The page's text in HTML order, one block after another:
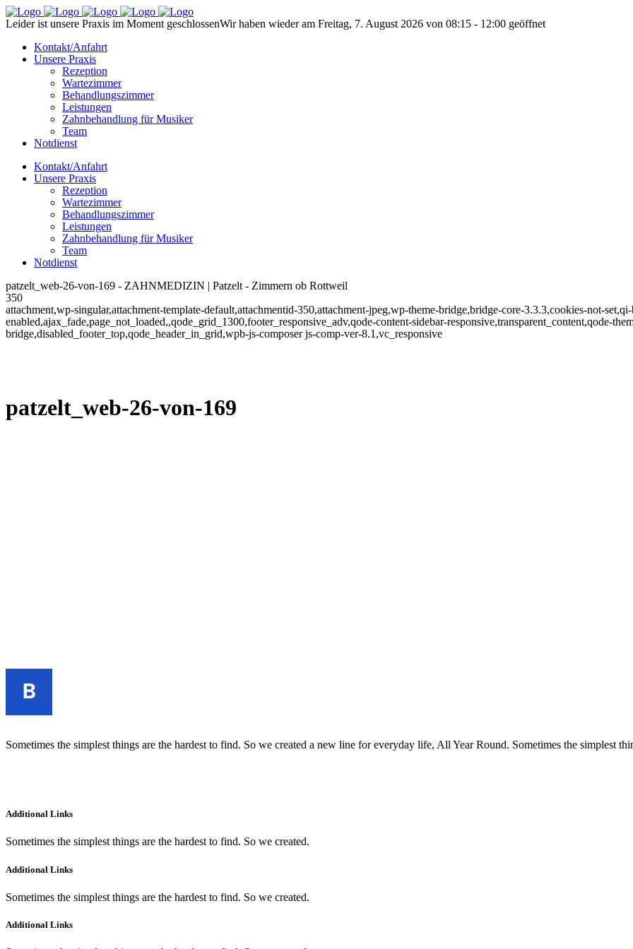
Leider ist unsere Praxis im Moment geschlossenWir haben wieder am Freitag, 7. August 2026 von 08:15 - 12:00 geöffnet
Kontakt/Anfahrt
Unsere Praxis
Rezeption
Wartezimmer
Behandlungszimmer
Leistungen
Zahnbehandlung für Musiker
Team
Notdienst
Kontakt/Anfahrt
Unsere Praxis
Rezeption
Wartezimmer
Behandlungszimmer
Leistungen
Zahnbehandlung für Musiker
Team
Notdienst
patzelt_web-26-von-169 - ZAHNMEDIZIN | Patzelt - Zimmern ob Rottweil
350
attachment,wp-singular,attachment-template-default,attachmentid-350,attachment-jpeg,wp-theme-bridge,bridge-core-3.3.3,cookies-not-
enabled,ajax_fade,page_not_loaded,,qode_grid_1300,footer_responsive_adv,qode-content-sidebar-responsive,transparent_content,qode-
bridge,disabled_footer_top,qode_header_in_grid,wpb-js-composer js-comp-ver-8.1,vc_responsive
patzelt_web-26-von-169
Sometimes the simplest things are the hardest to find. So we created a new line for everyday life, All Year Round. Sometimes the simplest
Additional Links
Sometimes the simplest things are the hardest to find. So we created.
Additional Links
Sometimes the simplest things are the hardest to find. So we created.
Additional Links